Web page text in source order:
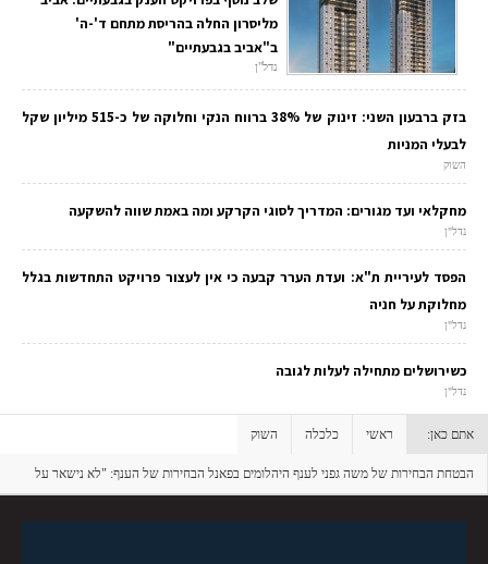
מליסרון החלה בהריסת מתחם ד'-ה'
ב"אביב בגבעתיים"
נדל"ן
בזק ברבעון השני: זינוק של 38% ברווח הנקי וחלוקה של כ-515 מיליון שקל
לבעלי המניות
השוק
מחקלאי ועד מגורים: המדריך לסוגי הקרקע ומה באמת שווה להשקעה
נדל"ן
הפסד לעיריית ת"א: ועדת הערר קבעה כי אין לעצור פרויקט התחדשות בגלל
מחלוקת על חניה
נדל"ן
כשירושלים מתחילה לעלות לגובה
נדל"ן
אתם כאן: ראשי כלכלה השוק
הבטחת הבחירות של משה גפני לענף היהלומים בפאנל הבחירות של הענף: "לא נישאר על